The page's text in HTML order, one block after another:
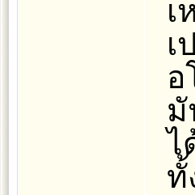
เ
เ
อ
มั
ไ
ทั้